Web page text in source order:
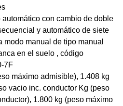
con cambio de doble
y automático de siete
modo manual de tipo manual
en el suelo , código
7F
máximo admisible), 1.408 kg
vacio inc. conductor Kg (peso
1.800 kg (peso máximo